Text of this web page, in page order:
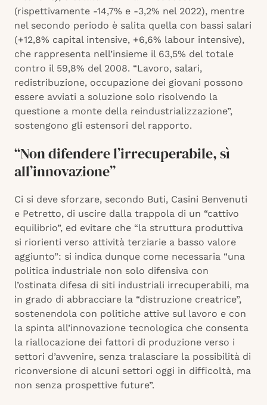
(rispettivamente -14,7% e -3,2% nel 2022), mentre
nel secondo periodo è salita quella con bassi salari
(+12,8% capital intensive, +6,6% labour intensive),
che rappresenta nell’insieme il 63,5% del totale
contro il 59,8% del 2008. “Lavoro, salari,
redistribuzione, occupazione dei giovani possono
essere avviati a soluzione solo risolvendo la
questione a monte della reindustrializzazione”,
sostengono gli estensori del rapporto.
“Non difendere l’irrecuperabile, sì
all’innovazione”
Ci si deve sforzare, secondo Buti, Casini Benvenuti
e Petretto, di uscire dalla trappola di un “cattivo
equilibrio”, ed evitare che “la struttura produttiva
si riorienti verso attività terziarie a basso valore
aggiunto”: si indica dunque come necessaria “una
politica industriale non solo difensiva con
l’ostinata difesa di siti industriali irrecuperabili, ma
in grado di abbracciare la “distruzione creatrice”,
sostenendola con politiche attive sul lavoro e con
la spinta all’innovazione tecnologica che consenta
la riallocazione dei fattori di produzione verso i
settori d’avvenire, senza tralasciare la possibilità di
riconversione di alcuni settori oggi in difficoltà, ma
non senza prospettive future”.